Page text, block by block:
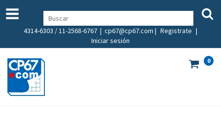
4314-6303 / 11-2568-6767 | cp67@cp67.com | Registrate |
Iniciar sesión
0